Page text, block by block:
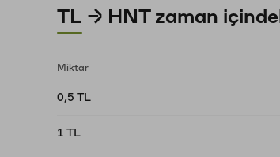
TL → HNT zaman
Miktar
0,5 TL
1 TL